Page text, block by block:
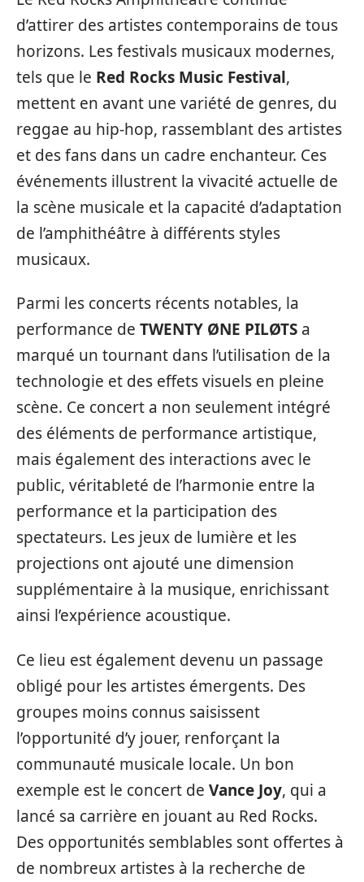
d’attirer des artistes contemporains de tous
horizons. Les festivals musicaux modernes,
tels que le Red Rocks Music Festival,
mettent en avant une variété de genres, du
reggae au hip-hop, rassemblant des artistes
et des fans dans un cadre enchanteur. Ces
événements illustrent la vivacité actuelle de
la scène musicale et la capacité d’adaptation
de l’amphithéâtre à différents styles
musicaux.
Parmi les concerts récents notables, la
performance de TWENTY ØNE PILØTS a
marqué un tournant dans l’utilisation de la
technologie et des effets visuels en pleine
scène. Ce concert a non seulement intégré
des éléments de performance artistique,
mais également des interactions avec le
public, véritableté de l’harmonie entre la
performance et la participation des
spectateurs. Les jeux de lumière et les
projections ont ajouté une dimension
supplémentaire à la musique, enrichissant
ainsi l’expérience acoustique.
Ce lieu est également devenu un passage
obligé pour les artistes émergents. Des
groupes moins connus saisissent
l’opportunité d’y jouer, renforçant la
communauté musicale locale. Un bon
exemple est le concert de Vance Joy, qui a
lancé sa carrière en jouant au Red Rocks.
Des opportunités semblables sont offertes à
de nombreux artistes à la recherche de